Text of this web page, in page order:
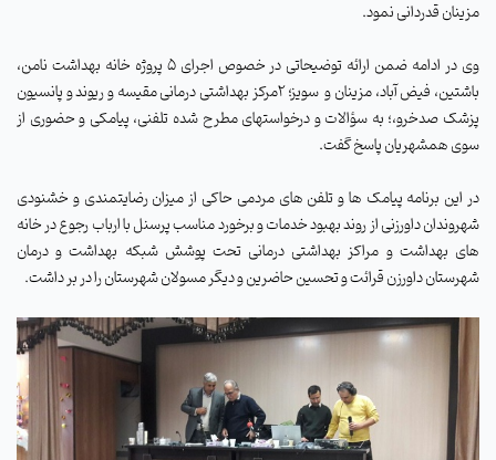
مزینان قدردانی نمود.
وی در ادامه ضمن ارائه توضیحاتی در خصوص اجرای ۵ پروژه خانه بهداشت نامن،
باشتین، فیض آباد، مزینان و سویز؛ ۲مرکز بهداشتی درمانی مقیسه و ریوند و پانسیون
پزشک صدخرو،؛ به سؤالات و درخواستهای مطرح شده تلفنی، پیامکی و حضوری از
سوی همشهریان پاسخ گفت.
در این برنامه پیامک ها و تلفن های مردمی حاکی از میزان رضایتمندی و خشنودی
شهروندان داورزنی از روند بهبود خدمات و برخورد مناسب پرسنل با ارباب رجوع در خانه
های بهداشت و مراکز بهداشتی درمانی تحت پوشش شبکه بهداشت و درمان
شهرستان داورزن قرائت و تحسین حاضرین و دیگر مسولان شهرستان را در بر داشت.